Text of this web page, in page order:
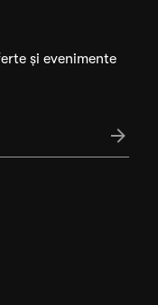
și evenimente